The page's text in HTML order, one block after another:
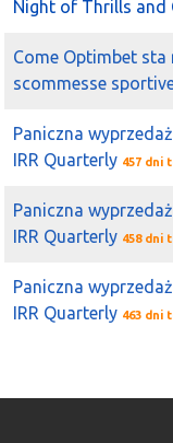
Night of Thrills and
Come Optimbet
scommesse
Paniczna
IRR Quarterly 457 dni
Paniczna
IRR Quarterly 458 dni
Paniczna
IRR Quarterly 463 dni